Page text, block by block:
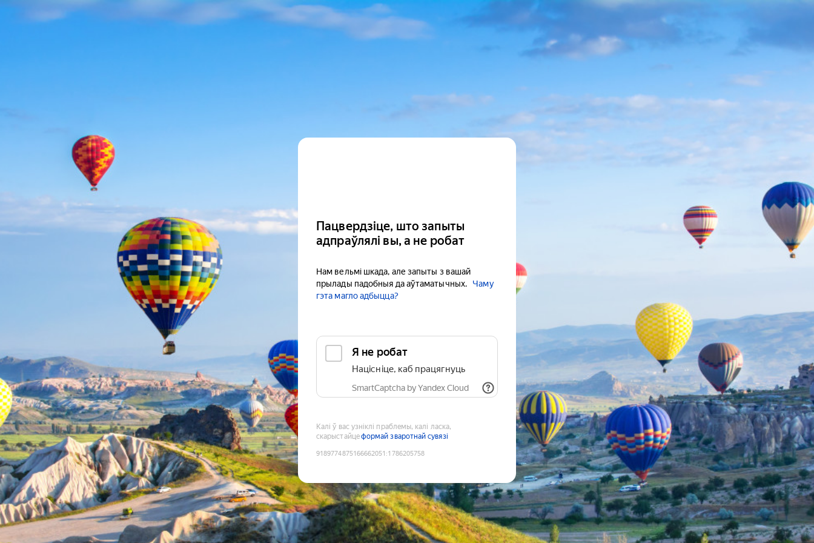
Пацвердзіце, што запыты
адпраўлялі вы, а не робат
Нам вельмі шкада, але запыты з вашай
прылады падобныя да аўтаматычных.
Чаму
гэта магло адбыцца?
Я не робат
Націсніце, каб працягнуць
SmartCaptcha by Yandex Cloud
Калі ў вас узніклі праблемы, калі ласка,
скарыстайцеформай зваротнай сувязі
9189774875166662051 :1786205758